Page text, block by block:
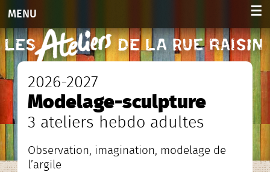
MENU ☰
Accueil
Activités
Adultes 2026-2027
Planning hebdo. 2026-2027
2026-2027
Modelage-sculpture
3 ateliers hebdo adultes
Observation, imagination, modelage de
l’argile